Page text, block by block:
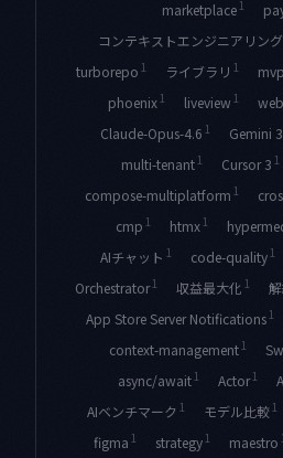
marketplace 1
コンテキストエンジニアリング
turborepo 1 ライブラリ 1 mvp
phoenix 1 liveview 1
Claude-Opus-4.6 1 Gemini
multi-tenant 1 Cursor 3 1
compose-multiplatform 1
cmp 1 htmx 1
AIチャット 1 code-quality 1
Orchestrator 1 収益最大化 1
App Store Server Notifications 1
context-management 1
async/await 1 Actor 1
AIベンチマーク 1 モデル比較 1
figma 1 strategy 1 maestro 1